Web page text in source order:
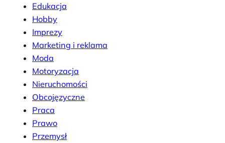
Edukacja
Hobby
Imprezy
Marketing i reklama
Moda
Motoryzacja
Nieruchomości
Obcojęzyczne
Praca
Prawo
Przemysł